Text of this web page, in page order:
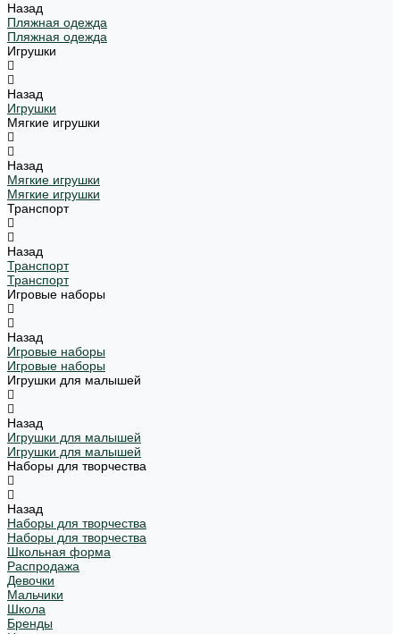
Назад
Пляжная одежда
Пляжная одежда
Игрушки
Назад
Игрушки
Мягкие игрушки
Назад
Мягкие игрушки
Мягкие игрушки
Транспорт
Назад
Транспорт
Транспорт
Игровые наборы
Назад
Игровые наборы
Игровые наборы
Игрушки для малышей
Назад
Игрушки для малышей
Игрушки для малышей
Наборы для творчества
Назад
Наборы для творчества
Наборы для творчества
Школьная форма
Распродажа
Девочки
Мальчики
Школа
Бренды